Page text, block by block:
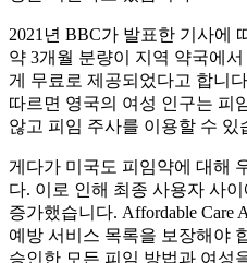
2021년 BBC가 발표한 기사에
약 3개월 분량이 지역 약국에
게 무료로 제공되었다고 합니
따르면 영국의 여성 인구는 피
않고 피임 주사를 이용할 수 있
게다가 미국도 피임약에 대해
다. 이로 인해 최종 사용자 사
증가했습니다. Affordable Care
예방 서비스 목록을 보장해야
승인한 모든 피임 방법과 여성